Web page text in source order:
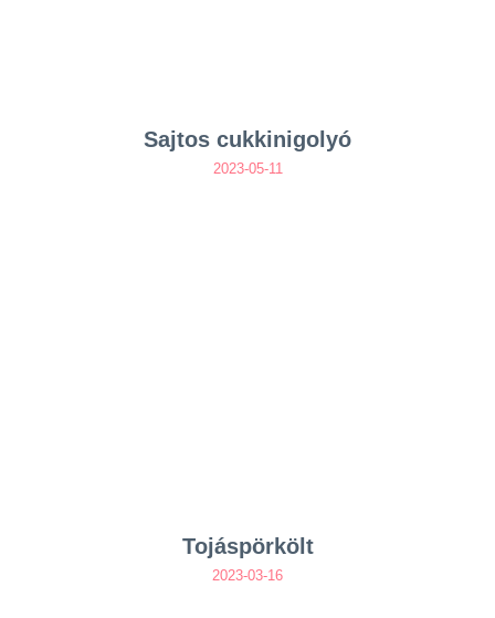
Sajtos cukkinigolyó
2023-05-11
Tojáspörkölt
2023-03-16